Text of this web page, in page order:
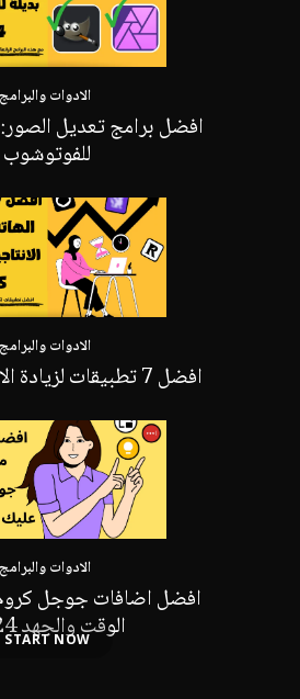
الادوات والبرامج
للفوتوشوب
الادوات والبرامج
افضل 7 تطبيقات لزيادة الانتاجية 2025
الادوات والبرامج
افضل اضافات جوجل
الوقت والجهد 2024
START NOW